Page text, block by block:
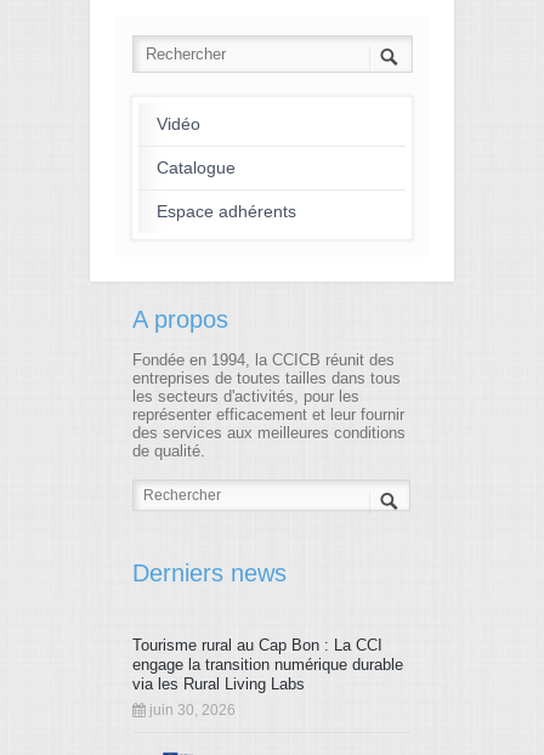
Vidéo
Catalogue
Espace adhérents
A propos
Fondée en 1994, la CCICB réunit des
entreprises de toutes tailles dans tous
les secteurs d'activités, pour les
représenter efficacement et leur fournir
des services aux meilleures conditions
de qualité.
Derniers news
Tourisme rural au Cap Bon : La CCI
engage la transition numérique durable
via les Rural Living Labs
juin 30, 2026